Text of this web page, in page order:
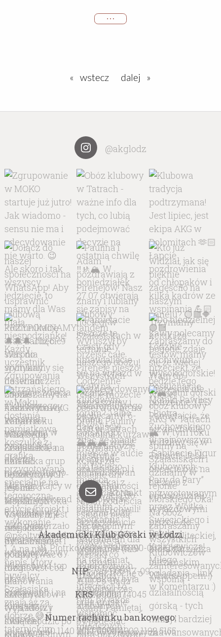
na zachęcanie młodzieży do aktywnego
• • •
wstecz dalej
@akglodz
kontakt
Akademicki Klub Górski w Łodzi
ul. Piotrkowska 132/53, 90-062 Łódź
NIP:726-000-17-09
KRS:0000074045
Numer rachunku bankowego:
40 1140 2017 0000 4902 1192 5155